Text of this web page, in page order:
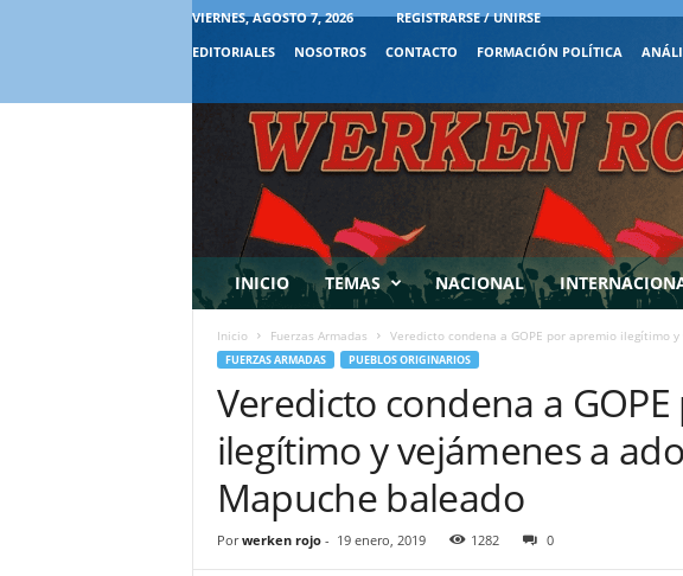
VIERNES, AGOSTO 7, 2026
REGISTRARSE / UNIRSE
EDITORIALES
NOSOTROS CONTACTO FORMACIÓN POLÍTICA
INICIO TEMAS NACIONAL
Inicio Fuerzas Armadas Veredicto condena a GOPE por apremio ilegítimo
FUERZAS ARMADAS PUEBLOS ORIGINARIOS
Veredicto condena a
ilegítimo y vejámenes a
Mapuche baleado
Por werken rojo- 19 enero, 2019 1282 0